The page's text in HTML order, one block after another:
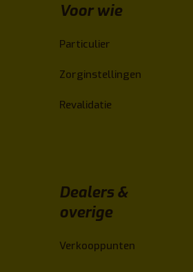
Voor wie
Particulier
Zorginstellingen
Revalidatie
Dealers &
overige
Verkooppunten